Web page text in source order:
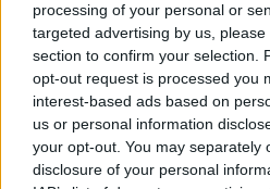
processing of your personal or
targeted advertising by us,
section to confirm your selection.
opt-out request is processed you
interest-based ads based on
us or personal information
your opt-out. You may separately
disclosure of your personal
ZGŁOŚ POPRAWKĘ